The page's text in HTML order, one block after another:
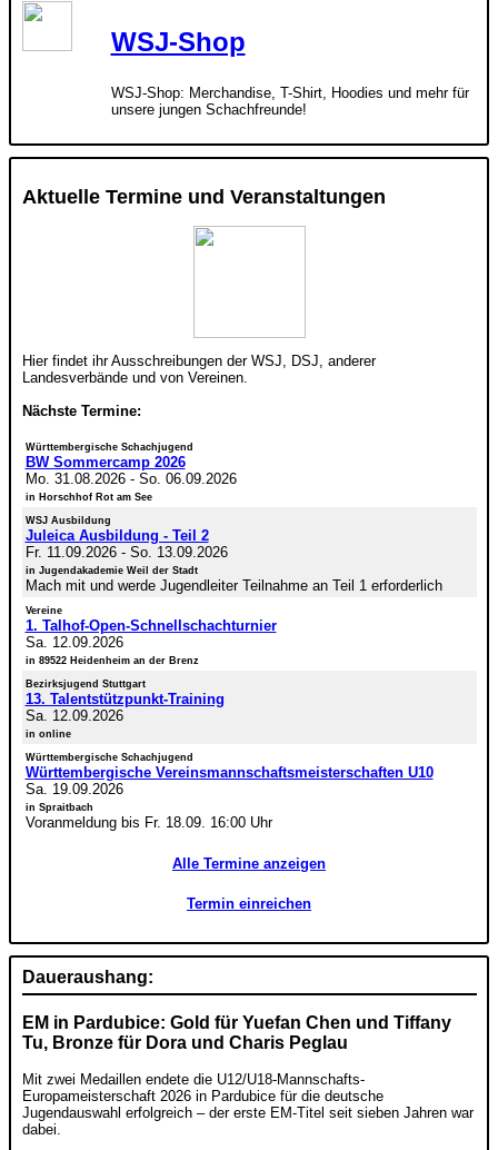
WSJ-Shop
WSJ-Shop: Merchandise, T-Shirt, Hoodies und mehr für
unsere jungen Schachfreunde!
Aktuelle Termine und Veranstaltungen
Hier findet ihr Ausschreibungen der WSJ, DSJ, anderer
Landesverbände und von Vereinen.
Nächste Termine:
Württembergische Schachjugend
BW Sommercamp 2026
Mo. 31.08.2026- So. 06.09.2026
in Horschhof Rot am See
WSJ Ausbildung
Juleica Ausbildung - Teil 2
Fr. 11.09.2026- So. 13.09.2026
in Jugendakademie Weil der Stadt
Mach mit und werde Jugendleiter Teilnahme an Teil 1 erforderlich
Vereine
1. Talhof-Open-Schnellschachturnier
Sa. 12.09.2026
in 89522 Heidenheim an der Brenz
Bezirksjugend Stuttgart
13. Talentstützpunkt-Training
Sa. 12.09.2026
in online
Württembergische Schachjugend
Württembergische Vereinsmannschaftsmeisterschaften U10
Sa. 19.09.2026
in Spraitbach
Voranmeldung bis Fr. 18.09. 16:00 Uhr
Alle Termine anzeigen
Termin einreichen
Daueraushang:
EM in Pardubice: Gold für Yuefan Chen und Tiffany
Tu, Bronze für Dora und Charis Peglau
Mit zwei Medaillen endete die U12/U18-Mannschafts-
Europameisterschaft 2026 in Pardubice für die deutsche
Jugendauswahl erfolgreich – der erste EM-Titel seit sieben Jahren war
dabei.